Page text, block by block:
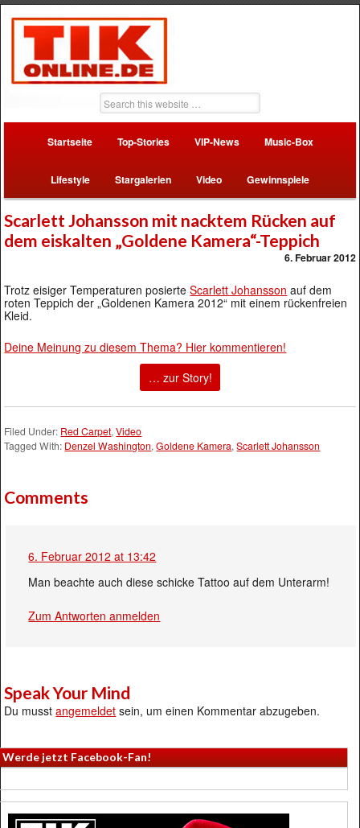
Startseite Top-Stories VIP-News Music-Box
Lifestyle Stargalerien Video Gewinnspiele
Scarlett Johansson mit nacktem Rücken auf
dem eiskalten „Goldene Kamera“-Teppich
6. Februar 2012
Trotz eisiger Temperaturen posierteScarlett Johansson auf dem
roten Teppich der „Goldenen Kamera 2012“ mit einem rückenfreien
Kleid.
Deine Meinung zu diesem Thema? Hier kommentieren!
… zur Story!
Filed Under: Red Carpet,Video
Tagged With: Denzel Washington,Goldene Kamera,Scarlett Johansson
Comments
6. Februar 2012 at 13:42
Man beachte auch diese schicke Tattoo auf dem Unterarm!
Zum Antworten anmelden
Speak Your Mind
Du musstangemeldet sein, um einen Kommentar abzugeben.
Werde jetzt Facebook-Fan!